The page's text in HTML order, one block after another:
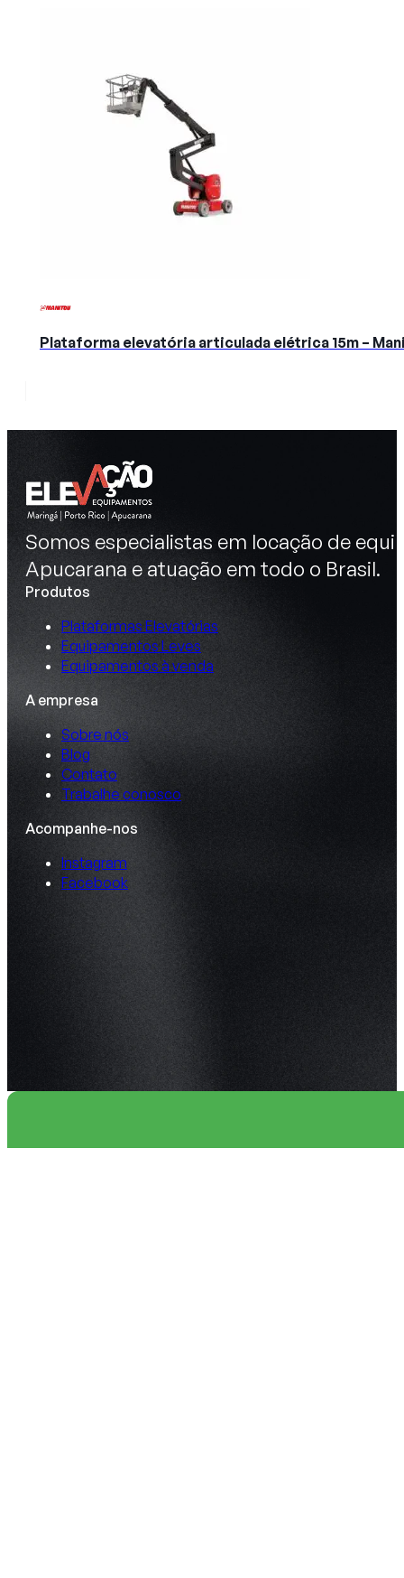
Plataforma elevatória articulada elétrica 15m –
Somos especialistas em locação de
Apucarana e atuação em todo o Brasil.
Produtos
Plataformas Elevatórias
Equipamentos Leves
Equipamentos à venda
A empresa
Sobre nós
Blog
Contato
Trabalhe conosco
Acompanhe-nos
Instagram
Facebook